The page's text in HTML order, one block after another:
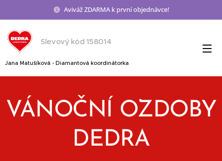
Aviváž ZDARMA k první objednávce!
Slevový kód 158014
Jana Matušíková - Diamantová koordinátorka
VÁNOČNÍ OZDOBY
DEDRA